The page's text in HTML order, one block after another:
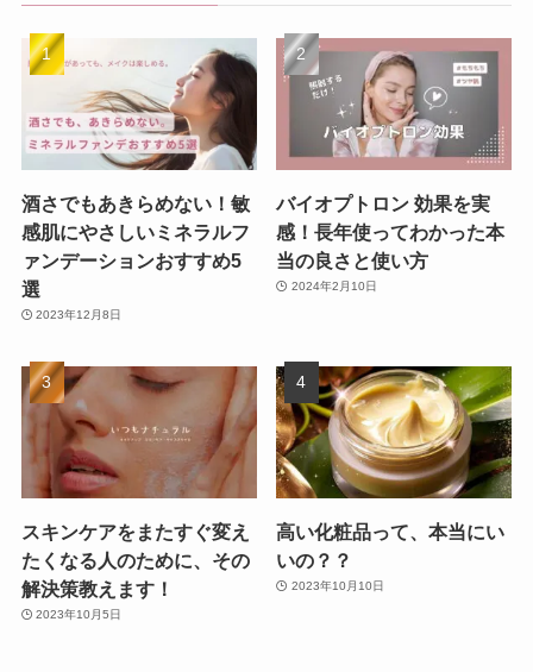
酒さでもあきらめない！敏
感肌にやさしいミネラルフ
ァンデーションおすすめ5
選
2023年12月8日
バイオプトロン 効果を実
感！長年使ってわかった本
当の良さと使い方
2024年2月10日
スキンケアをまたすぐ変え
たくなる人のために、その
解決策教えます！
2023年10月5日
高い化粧品って、本当にい
いの？？
2023年10月10日